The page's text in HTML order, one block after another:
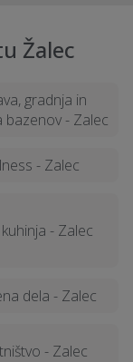
Žalec
gradnja in
bazenov - Zalec
- Zalec
- Zalec
dela - Zalec
- Zalec